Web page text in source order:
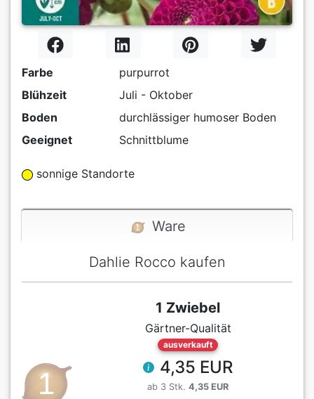
Farbe
purpurrot
Blühzeit
Juli - Oktober
Boden
durchlässiger humoser Boden
Geeignet
Schnittblume
sonnige Standorte
Ware
Dahlie Rocco kaufen
1 Zwiebel
Gärtner-Qualität
ausverkauft
4,35 EUR
ab 3 Stk. 4,35 EUR